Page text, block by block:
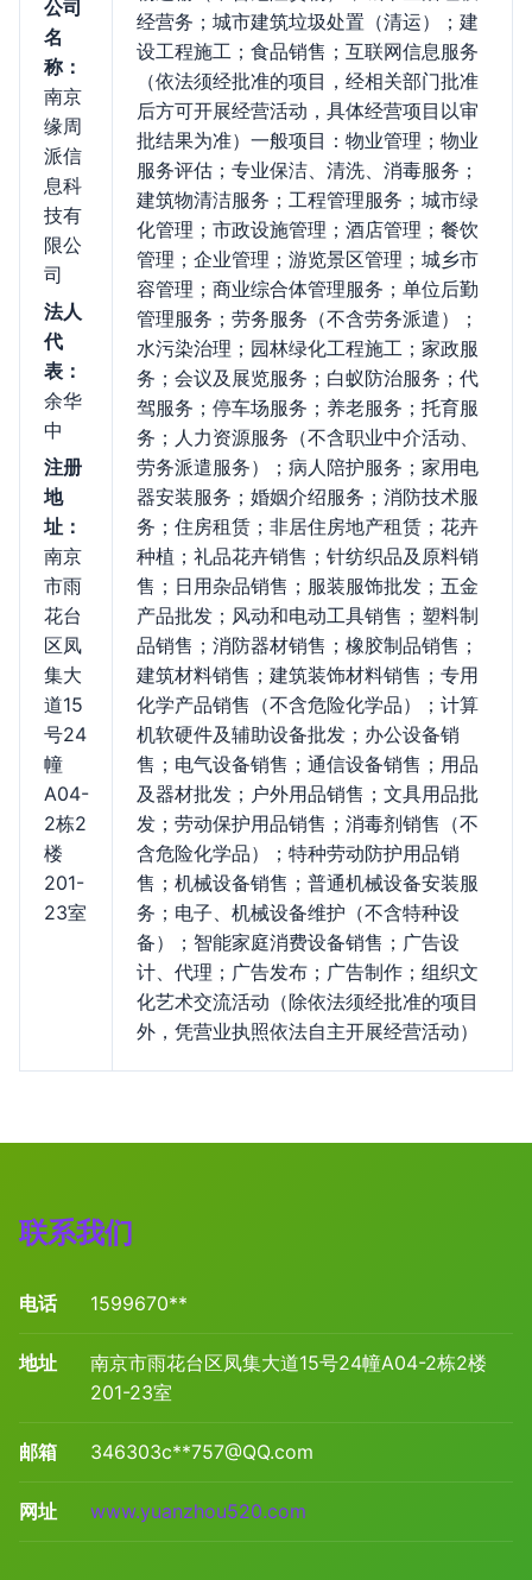
公司
名
称：
南京
缘周
派信
息科
技有
限公
司
法人
代
表：
余华
中
注册
地
址：
南京
市雨
花台
区凤
集大
道15
号24
幢
A04-
2栋2
楼
201-
23室
经营务；城市建筑垃圾处置（清运）；建
设工程施工；食品销售；互联网信息服务
（依法须经批准的项目，经相关部门批准
后方可开展经营活动，具体经营项目以审
批结果为准）一般项目：物业管理；物业
服务评估；专业保洁、清洗、消毒服务；
建筑物清洁服务；工程管理服务；城市绿
化管理；市政设施管理；酒店管理；餐饮
管理；企业管理；游览景区管理；城乡市
容管理；商业综合体管理服务；单位后勤
管理服务；劳务服务（不含劳务派遣）；
水污染治理；园林绿化工程施工；家政服
务；会议及展览服务；白蚁防治服务；代
驾服务；停车场服务；养老服务；托育服
务；人力资源服务（不含职业中介活动、
劳务派遣服务）；病人陪护服务；家用电
器安装服务；婚姻介绍服务；消防技术服
务；住房租赁；非居住房地产租赁；花卉
种植；礼品花卉销售；针纺织品及原料销
售；日用杂品销售；服装服饰批发；五金
产品批发；风动和电动工具销售；塑料制
品销售；消防器材销售；橡胶制品销售；
建筑材料销售；建筑装饰材料销售；专用
化学产品销售（不含危险化学品）；计算
机软硬件及辅助设备批发；办公设备销
售；电气设备销售；通信设备销售；用品
及器材批发；户外用品销售；文具用品批
发；劳动保护用品销售；消毒剂销售（不
含危险化学品）；特种劳动防护用品销
售；机械设备销售；普通机械设备安装服
务；电子、机械设备维护（不含特种设
备）；智能家庭消费设备销售；广告设
计、代理；广告发布；广告制作；组织文
化艺术交流活动（除依法须经批准的项目
外，凭营业执照依法自主开展经营活动）
联系我们
电话 1599670**
地址
南京市雨花台区凤集大道15号24幢A04-2栋2楼
201-23室
邮箱 346303c**757@QQ.com
网址 www.yuanzhou520.com